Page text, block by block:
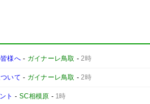
様へ- ガイナーレ鳥取 -2時
いて - ガイナーレ鳥取 -2時
ト - SC相模原 - 1時